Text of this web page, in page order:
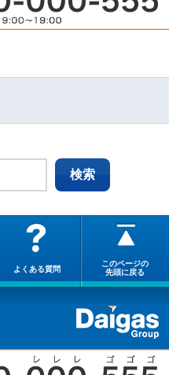
よくある質問
このページの
先頭に戻る